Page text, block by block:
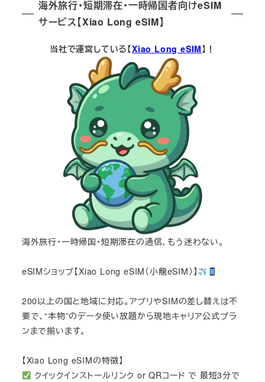
海外旅行・短期滞在・一時帰国者向けeSIM
サービス【Xiao Long eSIM】
当社で運営している【Xiao Long eSIM】！
海外旅行・一時帰国・短期滞在の通信、もう迷わない。
eSIMショップ【Xiao Long eSIM（小龍eSIM）】
200以上の国と地域に対応。アプリやSIMの差し替えは不
要で、“本物”のデータ使い放題から現地キャリア公式プラ
ンまで揃います。
【Xiao Long eSIMの特徴】
クイックインストールリンク or QRコード で 最短3分で